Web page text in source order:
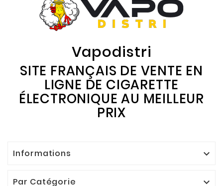
Vapodistri
SITE FRANÇAIS DE VENTE EN
LIGNE DE CIGARETTE
ÉLECTRONIQUE AU MEILLEUR
PRIX
Informations 
Par Catégorie 